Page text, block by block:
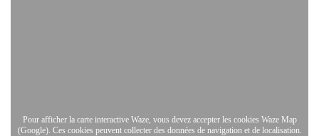
Pour afficher la carte interactive Waze, vous devez accepter les cookies Waze Map
(Google). Ces cookies peuvent collecter des données de navigation et de localisation.